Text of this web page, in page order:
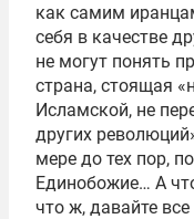
как самим
себя в качестве
не могут понять
страна, стоящая
Исламской, не
других
мере до тех пор,
Единобожие… А
что ж, давайте